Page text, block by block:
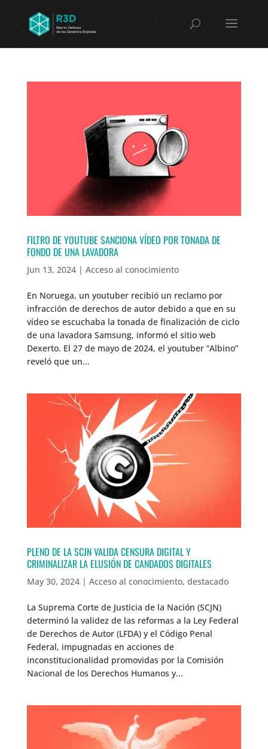
FILTRO DE YOUTUBE SANCIONA VÍDEO POR TONADA DE
FONDO DE UNA LAVADORA
Jun 13, 2024| Acceso al conocimiento
En Noruega, un youtuber recibió un reclamo por
infracción de derechos de autor debido a que en su
vídeo se escuchaba la tonada de finalización de ciclo
de una lavadora Samsung, informó el sitio web
Dexerto. El 27 de mayo de 2024, el youtuber “Albino”
reveló que un...
PLENO DE LA SCJN VALIDA CENSURA DIGITAL Y
CRIMINALIZAR LA ELUSIÓN DE CANDADOS DIGITALES
May 30, 2024| Acceso al conocimiento, destacado
La Suprema Corte de Justicia de la Nación (SCJN)
determinó la validez de las reformas a la Ley Federal
de Derechos de Autor (LFDA) y el Código Penal
Federal, impugnadas en acciones de
inconstitucionalidad promovidas por la Comisión
Nacional de los Derechos Humanos y...